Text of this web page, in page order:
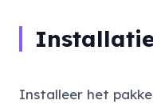
Installeer het